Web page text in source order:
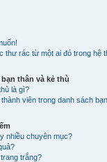
thư rác từ một ai đó trong hệ
thân và kẻ thù
là gì?
viên trong danh sách
nhiều chuyên mục?
trắng?